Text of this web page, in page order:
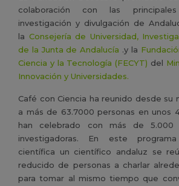
colaboración con las
investigación y divulgación de
la Consejería de Universidad,
de la Junta de Andalucía .y la
Ciencia y la Tecnología (FECYT) del
Innovación y Universidades.
Café con Ciencia ha reunido desde su
a más de 63.7000 personas en unos
han celebrado con más de 5.000
investigadoras. En este
científica un científico andaluz se
reducido de personas a charlar
para tomar al mismo tiempo que